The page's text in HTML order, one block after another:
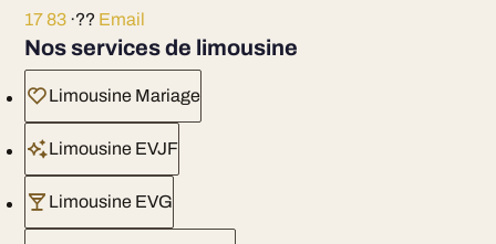
17 83·?? Email
Nos services de limousine
Limousine Mariage
Limousine EVJF
Limousine EVG